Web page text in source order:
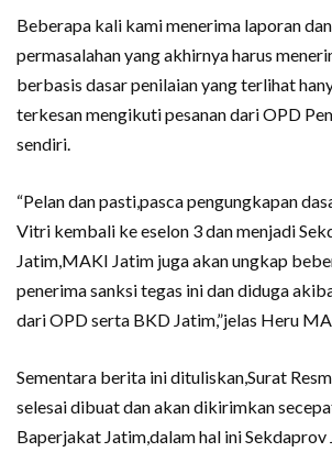
Beberapa kali kami menerima laporan
permasalahan yang akhirnya harus
berbasis dasar penilaian yang terlihat
terkesan mengikuti pesanan dari OPD
sendiri.
“Pelan dan pasti,pasca pengungkapan
Vitri kembali ke eselon 3 dan menjadi
Jatim,MAKI Jatim juga akan ungkap
penerima sanksi tegas ini dan diduga
dari OPD serta BKD Jatim,”jelas Heru
Sementara berita ini dituliskan,Surat
selesai dibuat dan akan dikirimkan
Baperjakat Jatim,dalam hal ini